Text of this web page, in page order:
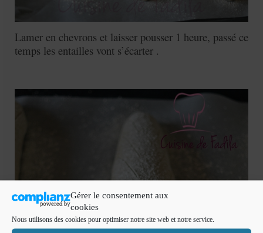
Gérer le consentement aux
cookies
Nous utilisons des cookies pour optimiser notre site web et notre service.
Lamer en chevrons et laisser pousser 1 heure, passé ce
temps les entailles vont s’écarter .